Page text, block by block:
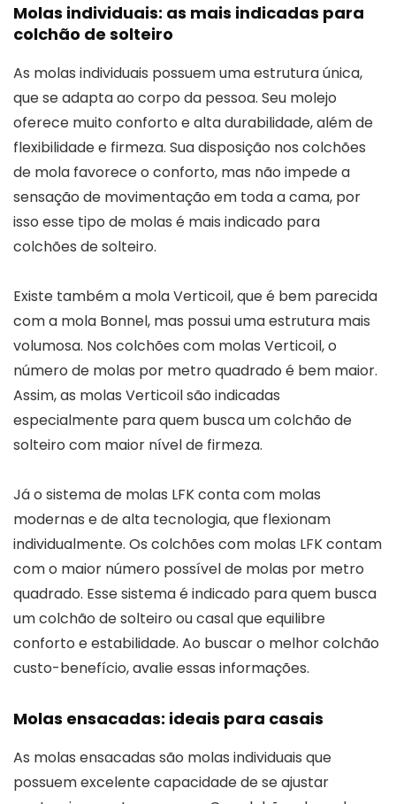
Molas individuais: as mais indicadas para
colchão de solteiro
As molas individuais possuem uma estrutura única,
que se adapta ao corpo da pessoa. Seu molejo
oferece muito conforto e alta durabilidade, além de
flexibilidade e firmeza. Sua disposição nos colchões
de mola favorece o conforto, mas não impede a
sensação de movimentação em toda a cama, por
isso esse tipo de molas é mais indicado para
colchões de solteiro.
Existe também a mola Verticoil, que é bem parecida
com a mola Bonnel, mas possui uma estrutura mais
volumosa. Nos colchões com molas Verticoil, o
número de molas por metro quadrado é bem maior.
Assim, as molas Verticoil são indicadas
especialmente para quem busca um colchão de
solteiro com maior nível de firmeza.
Já o sistema de molas LFK conta com molas
modernas e de alta tecnologia, que flexionam
individualmente. Os colchões com molas LFK contam
com o maior número possível de molas por metro
quadrado. Esse sistema é indicado para quem busca
um colchão de solteiro ou casal que equilibre
conforto e estabilidade. Ao buscar o melhor colchão
custo-benefício, avalie essas informações.
Molas ensacadas: ideais para casais
As molas ensacadas são molas individuais que
possuem excelente capacidade de se ajustar